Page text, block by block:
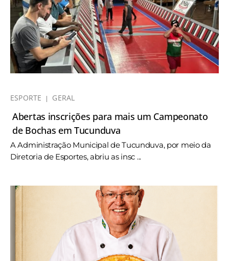
ESPORTE GERAL
Abertas inscrições para mais um Campeonato
de Bochas em Tucunduva
A Administração Municipal de Tucunduva, por meio da
Diretoria de Esportes, abriu as insc ...